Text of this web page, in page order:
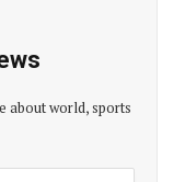
about world, sports